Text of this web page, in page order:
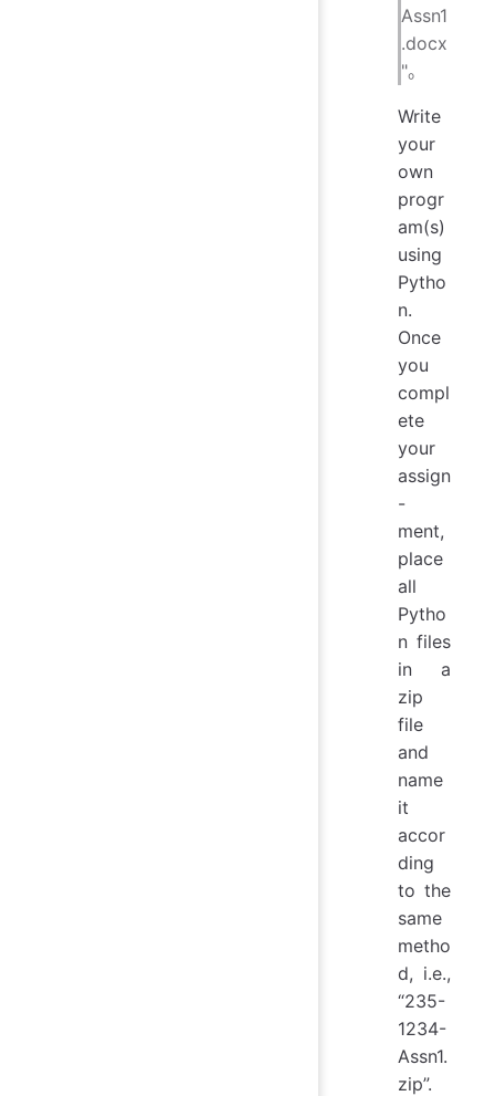
Assn1
.docx
"。
Write
your
own
progr
am(s)
using
Pytho
n.
Once
you
compl
ete
your
assign
-
ment,
place
all
Pytho
n files
in a
zip
file
and
name
it
accor
ding
to the
same
metho
d, i.e.,
“235-
1234-
Assn1.
zip”.